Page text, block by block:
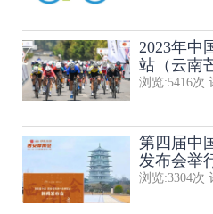
2023年中
站（云南
浏览:5416次
第四届中
发布会举
浏览:3304次